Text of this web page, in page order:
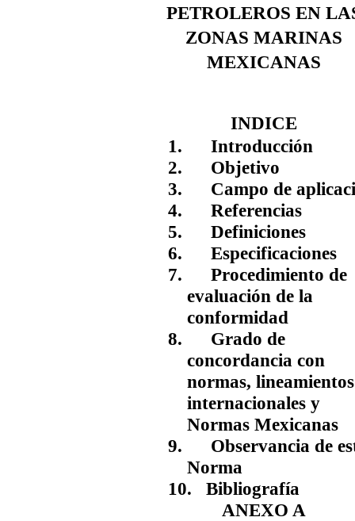
PETROLEROS EN
ZONAS MARINAS
MEXICANAS
INDICE
1.
Introducción
2.
Objetivo
3.
Campo de
4.
Referencias
5.
Definiciones
6.
Especificaciones
7.
Procedimiento de
evaluación de la
conformidad
8.
Grado de
concordancia con
normas, lineamientos
internacionales y
Normas Mexicanas
9.
Observancia de
Norma
10.
Bibliografía
ANEXO A